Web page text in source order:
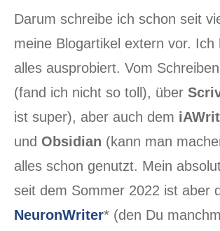
Darum schreibe ich schon seit
meine Blogartikel extern vor. Ich
alles ausprobiert. Vom
(fand ich nicht so toll), über
ist super), aber auch dem
und Obsidian (kann man
alles schon genutzt. Mein
seit dem Sommer 2022 ist aber
NeuronWriter* (den Du